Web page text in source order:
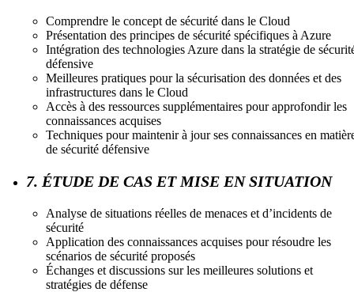
Comprendre le concept de sécurité dans le Cloud
Présentation des principes de sécurité spécifiques à Azure
Intégration des technologies Azure dans la stratégie de
défensive
Meilleures pratiques pour la sécurisation des données et des
infrastructures dans le Cloud
Accès à des ressources supplémentaires pour approfondir les
connaissances acquises
Techniques pour maintenir à jour ses connaissances en
de sécurité défensive
7. ÉTUDE DE CAS ET MISE EN SITUATION
Analyse de situations réelles de menaces et d’incidents de
sécurité
Application des connaissances acquises pour résoudre les
scénarios de sécurité proposés
Échanges et discussions sur les meilleures solutions et
stratégies de défense